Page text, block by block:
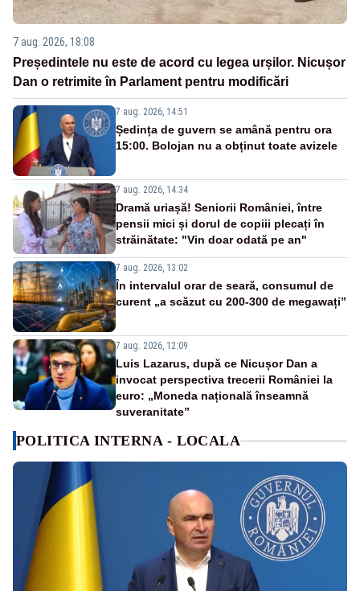
7 aug. 2026, 18:08
Președintele nu este de acord cu legea urșilor. Nicușor
Dan o retrimite în Parlament pentru modificări
7 aug. 2026, 14:51
Ședința de guvern se amână pentru ora
15:00. Bolojan nu a obținut toate avizele
7 aug. 2026, 14:34
Dramă uriașă! Seniorii României, între
pensii mici și dorul de copiii plecați în
străinătate: "Vin doar odată pe an"
7 aug. 2026, 13:02
În intervalul orar de seară, consumul de
curent „a scăzut cu 200-300 de megawați”
7 aug. 2026, 12:09
Luis Lazarus, după ce Nicușor Dan a
invocat perspectiva trecerii României la
euro: „Moneda națională înseamnă
suveranitate”
POLITICA INTERNA - LOCALA